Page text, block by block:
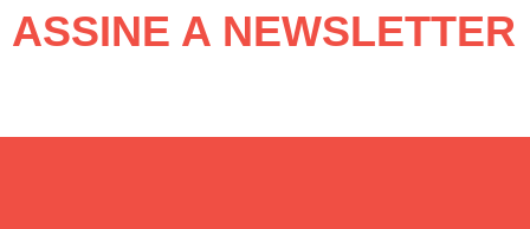
ASSINE A NEWSLETTER